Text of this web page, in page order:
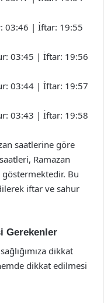
03:46 | İftar: 19:55
03:45 | İftar: 19:56
03:44 | İftar: 19:57
03:43 | İftar: 19:58
saatlerine göre
Ramazan
Bu
iftar ve sahur
Gerekenler
dikkat
dikkat edilmesi